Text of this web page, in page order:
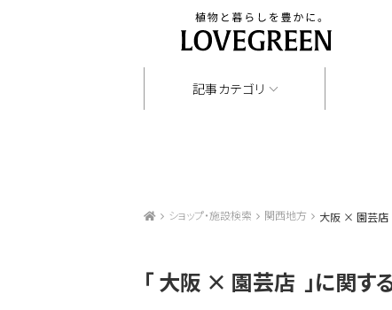
記事カテゴリ
ショップ・施設検索 関西地方 大阪 × 園芸店
「 大阪 × 園芸店 」に関す